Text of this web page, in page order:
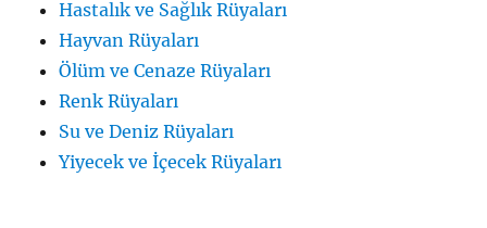
Hastalık ve Sağlık Rüyaları
Hayvan Rüyaları
Ölüm ve Cenaze Rüyaları
Renk Rüyaları
Su ve Deniz Rüyaları
Yiyecek ve İçecek Rüyaları